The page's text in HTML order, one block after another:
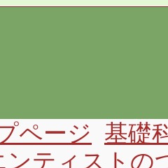
ページ 基礎
ンティストの